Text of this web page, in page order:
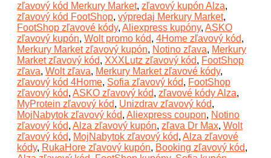
zľavový kód Merkury Market, zľavový kupón Alza,
zľavový kód FootShop, výpredaj Merkury Market,
FootShop zľavové kódy, Aliexpress kupóny, ASKO
zľavový kupón, Wolt promo kód, 4Home zľavový kód,
Merkury Market zľavový kupón, Notino zľava, Merkury
Market zľavový kód, XXXLutz zľavový kód, FootShop
zľava, Wolt zľava, Merkury Market zľavové kódy,
zľavový kód 4Home, Sofia zľavový kód, FootShop
zľavový kód, ASKO zľavový kód, zľavové kódy Alza,
MyProtein zľavový kód, Unizdrav zľavový kód,
MojNabytok zľavový kód, Aliexpress coupon, Notino
zľavový kód, Alza zľavový kupón, zľava Dr Max, Wolt
zľavový kód, MojNabytok zľavový kód, Alza zľavové
kódy, RukaHore zľavový kupón, Booking zľavový kód,